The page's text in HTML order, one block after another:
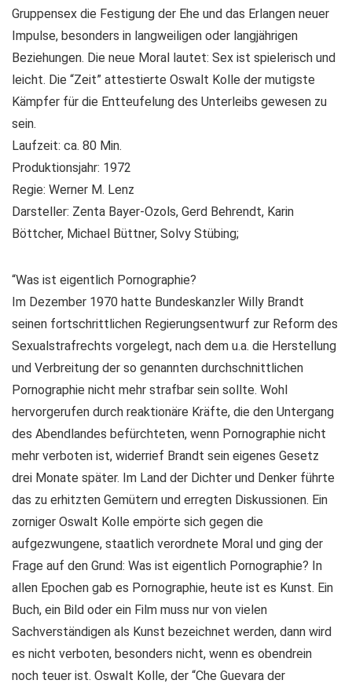
Gruppensex die Festigung der Ehe und das Erlangen neuer
Impulse, besonders in langweiligen oder langjährigen
Beziehungen. Die neue Moral lautet: Sex ist spielerisch und
leicht. Die “Zeit” attestierte Oswalt Kolle der mutigste
Kämpfer für die Entteufelung des Unterleibs gewesen zu
sein.
Laufzeit: ca. 80 Min.
Produktionsjahr: 1972
Regie: Werner M. Lenz
Darsteller: Zenta Bayer-Ozols, Gerd Behrendt, Karin
Böttcher, Michael Büttner, Solvy Stübing;
“Was ist eigentlich Pornographie?
Im Dezember 1970 hatte Bundeskanzler Willy Brandt
seinen fortschrittlichen Regierungsentwurf zur Reform des
Sexualstrafrechts vorgelegt, nach dem u.a. die Herstellung
und Verbreitung der so genannten durchschnittlichen
Pornographie nicht mehr strafbar sein sollte. Wohl
hervorgerufen durch reaktionäre Kräfte, die den Untergang
des Abendlandes befürchteten, wenn Pornographie nicht
mehr verboten ist, widerrief Brandt sein eigenes Gesetz
drei Monate später. Im Land der Dichter und Denker führte
das zu erhitzten Gemütern und erregten Diskussionen. Ein
zorniger Oswalt Kolle empörte sich gegen die
aufgezwungene, staatlich verordnete Moral und ging der
Frage auf den Grund: Was ist eigentlich Pornographie? In
allen Epochen gab es Pornographie, heute ist es Kunst. Ein
Buch, ein Bild oder ein Film muss nur von vielen
Sachverständigen als Kunst bezeichnet werden, dann wird
es nicht verboten, besonders nicht, wenn es obendrein
noch teuer ist. Oswalt Kolle, der “Che Guevara der